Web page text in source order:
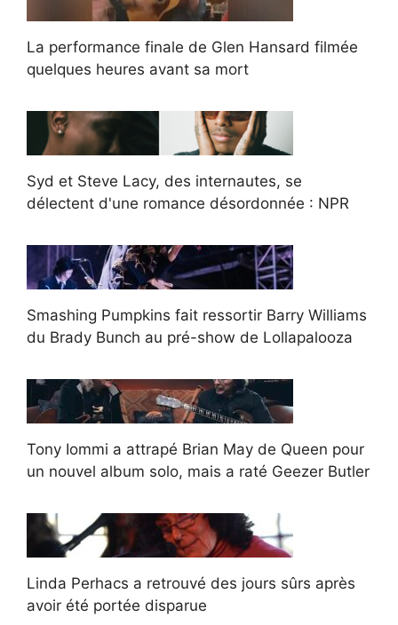
La performance finale de Glen Hansard filmée
quelques heures avant sa mort
Syd et Steve Lacy, des internautes, se
délectent d'une romance désordonnée : NPR
Smashing Pumpkins fait ressortir Barry Williams
du Brady Bunch au pré-show de Lollapalooza
Tony Iommi a attrapé Brian May de Queen pour
un nouvel album solo, mais a raté Geezer Butler
Linda Perhacs a retrouvé des jours sûrs après
avoir été portée disparue